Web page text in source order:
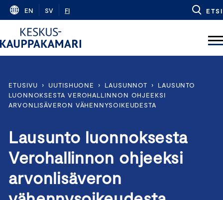
Skip
content
EN SV FI ETSI
ETUSIVU › UUTISHUONE › LAUSUNNOT ›
LAUSUNTO
LUONNOKSESTA VEROHALLINNON OHJEEKSI
ARVONLISÄVERON VÄHENNYSOIKEUDESTA
Lausunto luonnoksesta
Verohallinnon ohjeeksi
arvonlisäveron